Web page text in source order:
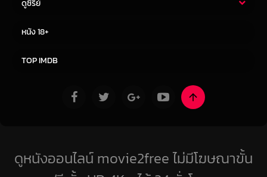
ดูซีรีย์
หนัง 18+
TOP IMDB
ดูหนังออนไลน์ movie2free ไม่มีโฆษณาขั้น